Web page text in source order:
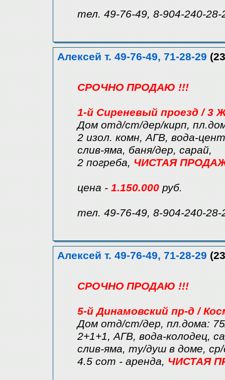
тел. 49-76-49, 8-904-240-28-
Алексей т. 49-76-49, 71-28-29
СРОЧНО ПРОДАЮ !!!
1-й Сиреневый проезд / 3
Дом отд/ст/дер/кирп,
2 изол. комн, АГВ, вода-
слив-яма, баня/дер, сарай,
2 погреба, ЧИСТАЯ
цена - 1.150.000 руб.
тел. 49-76-49, 8-904-240-28-
Алексей т. 49-76-49, 71-28-29
СРОЧНО ПРОДАЮ !!!
5-й Динамовский пр-д /
Дом отд/ст/дер, пл.дома:
2+1+1, АГВ, вода-колодец,
слив-яма, ту/душ в доме,
4.5 сот - аренда, ЧИСТАЯ